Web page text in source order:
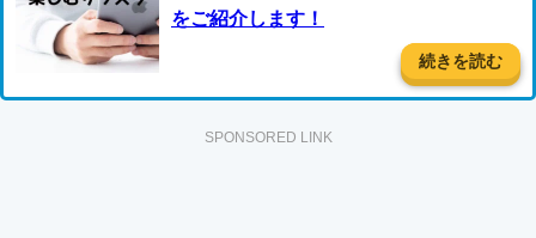
をご紹介します！
続きを読む
SPONSORED LINK